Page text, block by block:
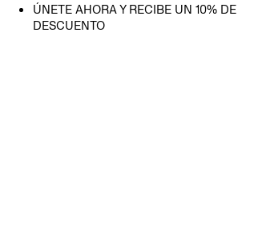
ÚNETE AHORA Y RECIBE UN 10% DE
DESCUENTO